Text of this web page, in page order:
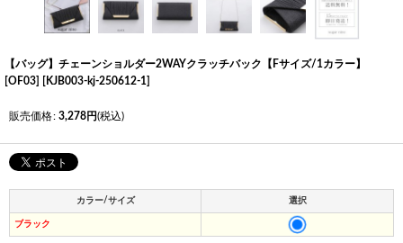
【バッグ】チェーンショルダー2WAYクラッチバック【Fサイズ/1カラー】
[OF03] [ KJB003-kj-250612-1]
販売価格: 3,278円(税込)
カラー/サイズ 選択
ブラック